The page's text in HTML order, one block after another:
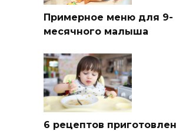
Примерное меню для 9-
месячного малыша
6 рецептов